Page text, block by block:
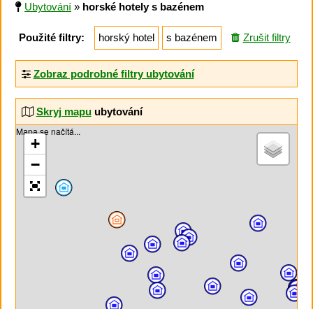
Ubytování » horské hotely s bazénem
Použité filtry: horský hotel s bazénem Zrušit filtry
Zobraz podrobné filtry ubytování
Skryj mapuubytování
Mapa se načítá...
+
−